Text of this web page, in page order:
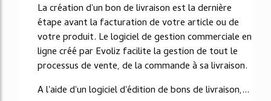
La création d'un bon de livraison est la dernière
étape avant la facturation de votre article ou de
votre produit. Le logiciel de gestion commerciale en
ligne créé par Evoliz facilite la gestion de tout le
processus de vente, de la commande à sa livraison.
A l'aide d'un logiciel d'édition de bons de livraison,...